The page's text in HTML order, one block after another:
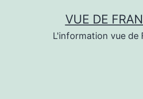
VUE DE
L'information vue de